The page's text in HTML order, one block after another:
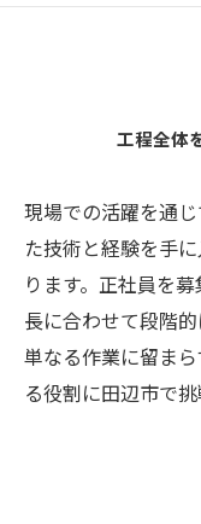
工程全体
現場での活躍を通
た技術と経験を手
ります。正社員を
長に合わせて段階
単なる作業に留ま
る役割に田辺市で挑